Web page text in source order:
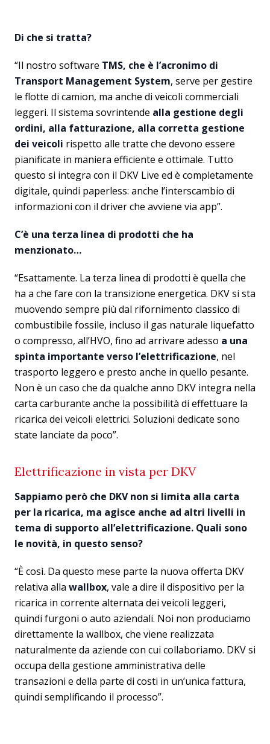
Di che si tratta?
“Il nostro software TMS, che è l’acronimo di
Transport Management System, serve per gestire
le flotte di camion, ma anche di veicoli commerciali
leggeri. Il sistema sovrintende alla gestione degli
ordini, alla fatturazione, alla corretta gestione
dei veicoli rispetto alle tratte che devono essere
pianificate in maniera efficiente e ottimale. Tutto
questo si integra con il DKV Live ed è completamente
digitale, quindi paperless: anche l’interscambio di
informazioni con il driver che avviene via app”.
C’è una terza linea di prodotti che ha
menzionato…
“Esattamente. La terza linea di prodotti è quella che
ha a che fare con la transizione energetica. DKV si sta
muovendo sempre più dal rifornimento classico di
combustibile fossile, incluso il gas naturale liquefatto
o compresso, all’HVO, fino ad arrivare adesso a una
spinta importante verso l’elettrificazione, nel
trasporto leggero e presto anche in quello pesante.
Non è un caso che da qualche anno DKV integra nella
carta carburante anche la possibilità di effettuare la
ricarica dei veicoli elettrici. Soluzioni dedicate sono
state lanciate da poco”.
Elettrificazione in vista per DKV
Sappiamo però che DKV non si limita alla carta
per la ricarica, ma agisce anche ad altri livelli in
tema di supporto all’elettrificazione. Quali sono
le novità, in questo senso?
“È così. Da questo mese parte la nuova offerta DKV
relativa alla wallbox, vale a dire il dispositivo per la
ricarica in corrente alternata dei veicoli leggeri,
quindi furgoni o auto aziendali. Noi non produciamo
direttamente la wallbox, che viene realizzata
naturalmente da aziende con cui collaboriamo. DKV si
occupa della gestione amministrativa delle
transazioni e della parte di costi in un’unica fattura,
quindi semplificando il processo”.